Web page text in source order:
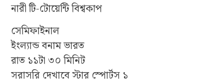
নারী টি-টোয়েন্টি বিশ্বকাপ
সেমিফাইনাল
ইংল্যান্ড বনাম ভারত
রাত ১১টা ৩০ মিনিট
সরাসরি দেখাবে স্টার স্পোর্টস ১